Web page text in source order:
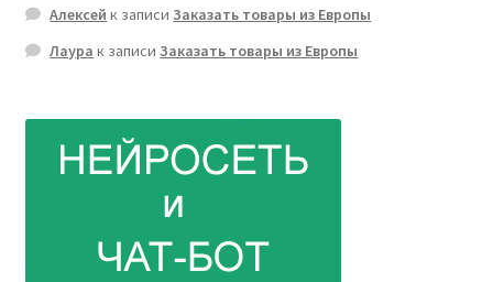
Алексей к записиЗаказать товары из Европы
Лаура к записиЗаказать товары из Европы